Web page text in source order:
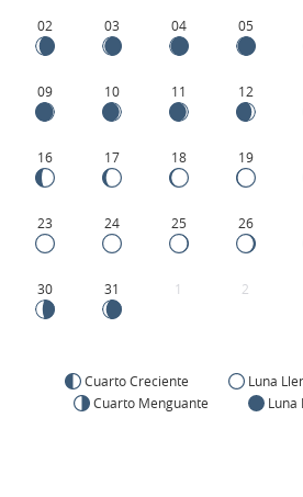
02 03 04 05
09 10 11 12
16 17 18 19
23 24 25 26
30 31 1 2
Cuarto Creciente
Luna
Cuarto Menguante
Luna